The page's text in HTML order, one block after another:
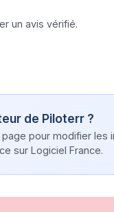
un avis vérifié.
de Piloterr ?
pour modifier les
sur Logiciel France.